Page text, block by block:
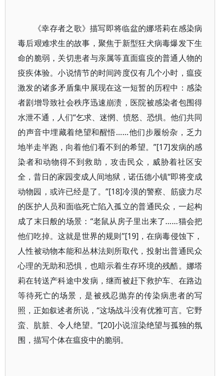
《幸存者之歌》描写即将临盆的娜塔莉在感染病
毒后艰难求生的故事，聚焦于新型狂犬病毒爆发下生
命的脆弱，关切患者与亲属等直面瘟疫的普通人物的
疫疾体验。小说情节的时间跨度仅有几个小时，瘟疫
激发的诸多矛盾集中展现在这一短暂的历程中：感染
者剧增导致社会秩序迅速崩溃，医院被感染者包围得
水泄不通，人们“乞求、迷惘、愤怒、恐惧。他们共同
的声音中埋藏着绝望和醒悟……他们步履纷杂，乏力
地半走半跑，向着他们看不到的希望。”[17]发病的感
染者和动物得不到救助，攻击民众，威胁着社区安
全，昔日的家园变成人间地狱，诺伍德小镇“即将变成
动物园，或许已经是了。”[18]冷漠的警察、筋疲力尽
的医护人员和面临死亡陷入孤立的普通民众，一起构
成了末日般的场景：“老鼠从房子里出来了……猫会把
他们吃掉。这就是世界的规则”[19]，在病毒侵蚀下，
人性被动物本能和丛林法则所取代，投射出普通民众
心理的无助和恐惧，也暗示着生存环境的残酷。娜塔
莉在转送产科途中发病，继而被赶下救护车、在路边
等待死亡的场景，是被残忍抛弃的传染病患者的写
照，正如叙述者所说，“这场战斗没有优雅可言。它野
蛮、肮脏、令人绝望。”[20]小说渲染绝望与孤独的氛
围，描写个体在瘟疫中的脆弱。